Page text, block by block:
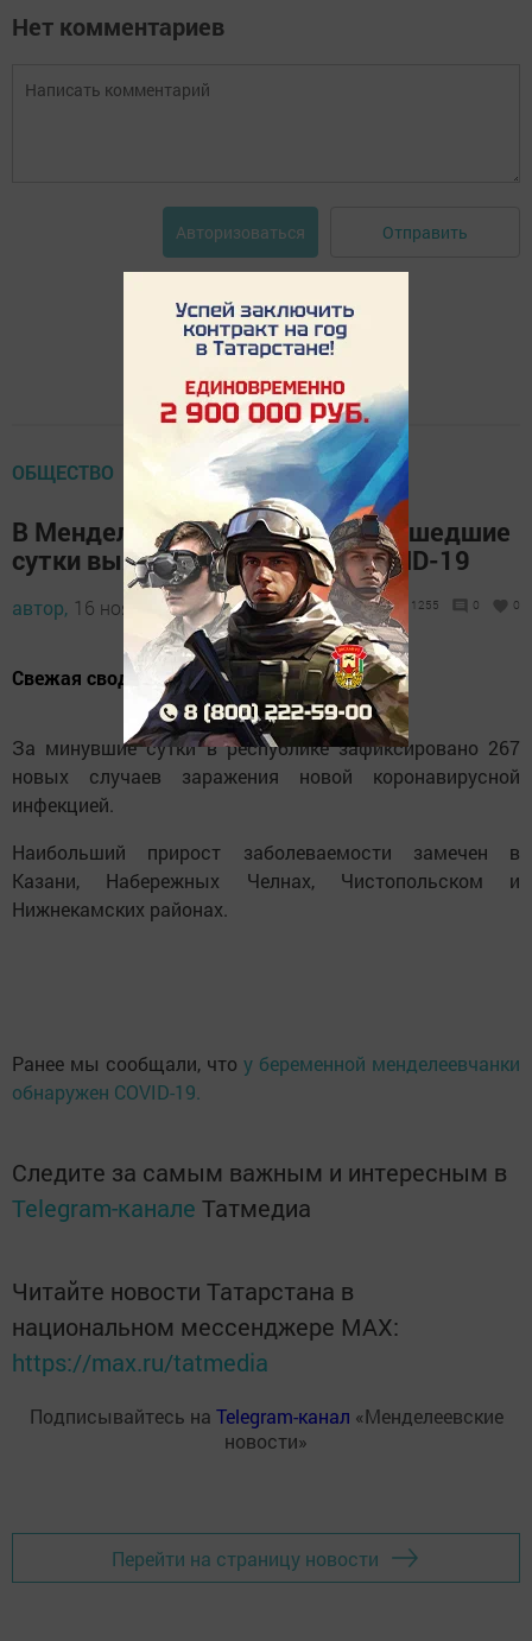
Нет комментариев
Авторизоваться Отправить
ОБЩЕСТВО
В Менделеевском районе за прошедшие
сутки выявлено два случая COVID-19
автор, 16 ноября 2021 - 13:30 1255 0 0
Свежая сводка по заболеваемости.
За минувшие сутки в республике зафиксировано 267
новых случаев заражения новой коронавирусной
инфекцией.
Наибольший прирост заболеваемости замечен в
Казани, Набережных Челнах, Чистопольском и
Нижнекамских районах.
Ранее мы сообщали, что у беременной менделеевчанки
обнаружен COVID-19.
Следите за самым важным и интересным в
Telegram-канале Татмедиа
Читайте новости Татарстана в
национальном мессенджере MАХ:
https://max.ru/tatmedia
Подписывайтесь на Telegram-канал «Менделеевские
новости»
Перейти на страницу новости